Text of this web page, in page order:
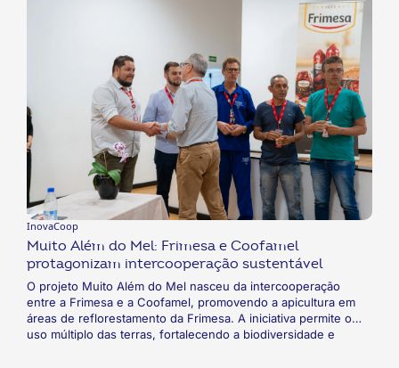
possibilitando conexões entre clientes e empresas durante a
pandemia da Covid-19. Com acesso via aplicativo ou website,
a plataforma fomenta as atividades do cooperado pessoa
jurídica que é vinculado a alguma das cooperativas do
sistema, beneficiando a economia local e gerando valor por
meio do cooperativismo.
InovaCoop
Muito Além do Mel: Frimesa e Coofamel
protagonizam intercooperação sustentável
O projeto Muito Além do Mel nasceu da intercooperação
entre a Frimesa e a Coofamel, promovendo a apicultura em
áreas de reflorestamento da Frimesa. A iniciativa permite o
uso múltiplo das terras, fortalecendo a biodiversidade e